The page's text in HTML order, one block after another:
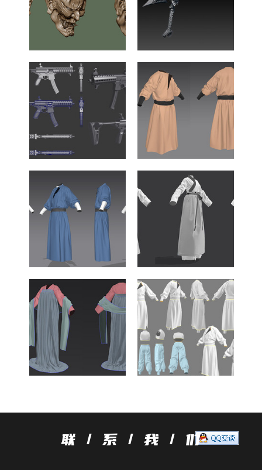
联 / 系 / 我 / 们